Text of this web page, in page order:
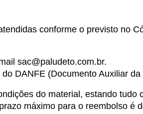
conforme o previsto no
sac@paludeto.com.br.
DANFE (Documento Auxiliar
do material, estando
máximo para o reembolso é